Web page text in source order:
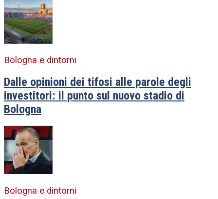
Bologna e dintorni
Dalle opinioni dei tifosi alle parole degli
investitori: il punto sul nuovo stadio di
Bologna
Bologna e dintorni